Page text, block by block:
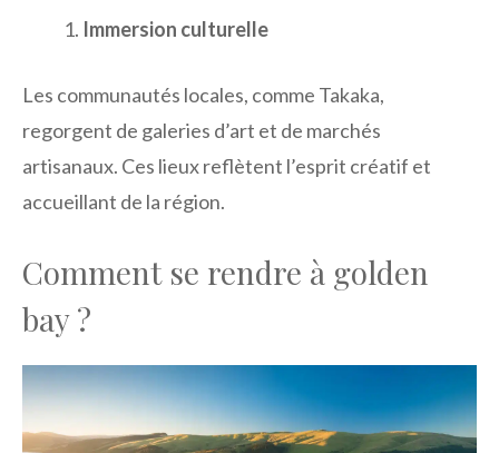
Immersion culturelle
Les communautés locales, comme Takaka,
regorgent de galeries d’art et de marchés
artisanaux. Ces lieux reflètent l’esprit créatif et
accueillant de la région.
Comment se rendre à golden
bay ?